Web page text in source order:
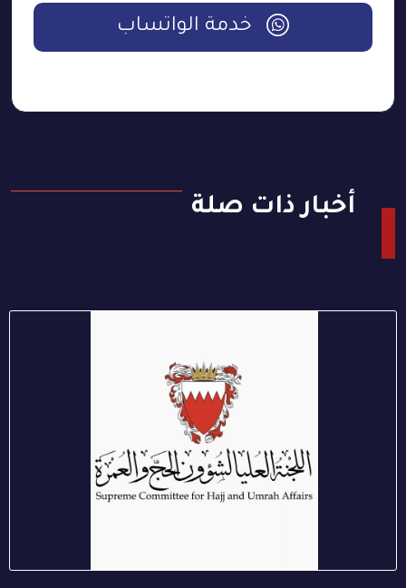
خدمة الواتساب
أخبار ذات صلة